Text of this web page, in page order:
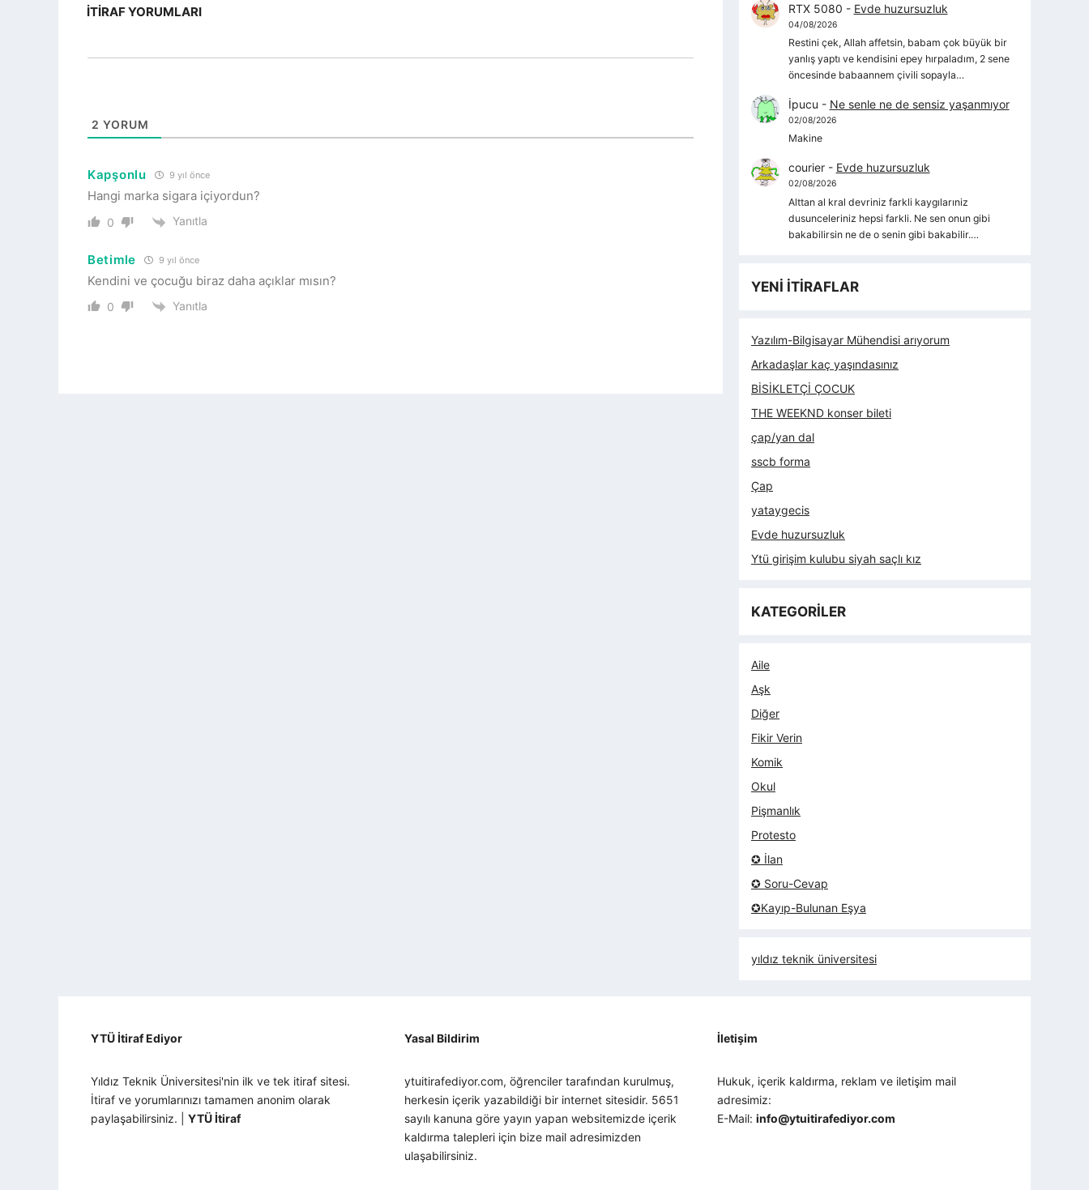
İTIRAF YORUMLARI
2 YORUM
Kapşonlu 9 yıl önce
Hangi marka sigara içiyordun?
0 Yanıtla
Betimle 9 yıl önce
Kendini ve çocuğu biraz daha açıklar mısın?
0 Yanıtla
RTX 5080 - Evde huzursuzluk
04/08/2026
Restini çek, Allah affetsin, babam çok büyük bir
yanlış yaptı ve kendisini epey hırpaladım, 2 sene
öncesinde babaannem çivili sopayla…
İpucu - Ne senle ne de sensiz yaşanmıyor
02/08/2026
Makine
courier- Evde huzursuzluk
02/08/2026
Alttan al kral devriniz farkli kaygılarıniz
dusunceleriniz hepsi farkli. Ne sen onun gibi
bakabilirsin ne de o senin gibi bakabilir.…
YENİ İTİRAFLAR
Yazılım-Bilgisayar Mühendisi arıyorum
Arkadaşlar kaç yaşındasınız
BİSİKLETÇİ ÇOCUK
THE WEEKND konser bileti
çap/yan dal
sscb forma
Çap
yataygecis
Evde huzursuzluk
Ytü girişim kulubu siyah saçlı kız
KATEGORİLER
Aile
Aşk
Diğer
Fikir Verin
Komik
Okul
Pişmanlık
Protesto
✪ İlan
✪ Soru-Cevap
✪Kayıp-Bulunan Eşya
yıldız teknik üniversitesi
YTÜ İtiraf Ediyor
Yıldız Teknik Üniversitesi'nin ilk ve tek itiraf sitesi.
İtiraf ve yorumlarınızı tamamen anonim olarak
paylaşabilirsiniz. | YTÜ İtiraf
Yasal Bildirim
ytuitirafediyor.com, öğrenciler tarafından kurulmuş,
herkesin içerik yazabildiği bir internet sitesidir. 5651
sayılı kanuna göre yayın yapan websitemizde içerik
kaldırma talepleri için bize mail adresimizden
ulaşabilirsiniz.
İletişim
Hukuk, içerik kaldırma, reklam ve iletişim mail
adresimiz:
E-Mail:info@ytuitirafediyor.com